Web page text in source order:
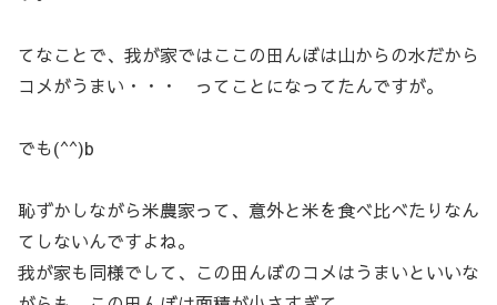
てなことで、我が家ではここの田んぼは山からの水だから
コメがうまい・・・ ってことになってたんですが。
でも(^^)b
恥ずかしながら米農家って、意外と米を食べ比べたりなん
てしないんですよね。
我が家も同様でして、この田んぼのコメはうまいといいな